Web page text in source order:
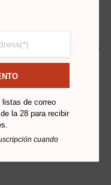
para usar con trajes
entre otros.
no tan formales con
listas de correo
la 28 para recibir
cuando